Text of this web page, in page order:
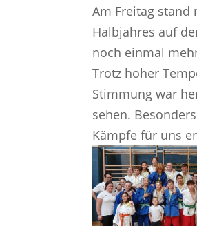
Am Freitag stand
Halbjahres auf
noch einmal
Trotz hoher
Stimmung war
sehen.
Kämpfe für uns